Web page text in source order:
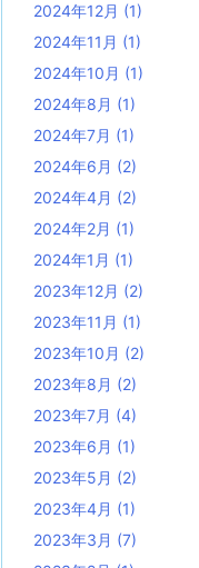
2024年12月 (1)
2024年11月 (1)
2024年10月 (1)
2024年8月 (1)
2024年7月 (1)
2024年6月 (2)
2024年4月 (2)
2024年2月 (1)
2024年1月 (1)
2023年12月 (2)
2023年11月 (1)
2023年10月 (2)
2023年8月 (2)
2023年7月 (4)
2023年6月 (1)
2023年5月 (2)
2023年4月 (1)
2023年3月 (7)